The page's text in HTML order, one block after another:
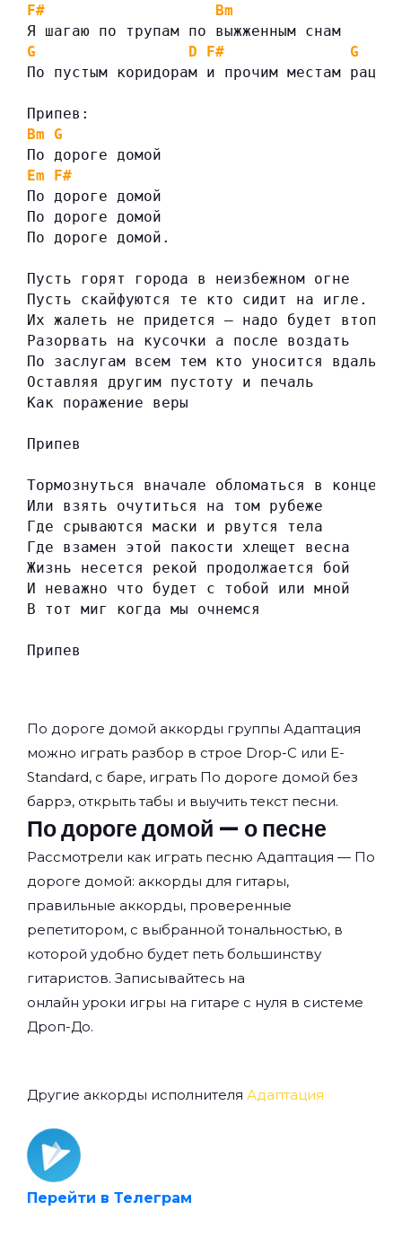
F#
Bm
Я шагаю по трупам по выжженным снам
G
D F# G
По пустым коридорам и прочим местам
Припев:
Bm
G
По дороге домой
Em
F#
По дороге домой
По дороге домой
По дороге домой.
Пусть горят города в неизбежном огне
Пусть скайфуются те кто сидит на игле.
Их жалеть не придется — надо будет
Разорвать на кусочки а после воздать
По заслугам всем тем кто уносится вдаль
Оставляя другим пустоту и печаль
Как поражение веры
Припев
Тормознуться вначале обломаться в конце
Или взять очутиться на том рубеже
Где срываются маски и рвутся тела
Где взамен этой пакости хлещет весна
Жизнь несется рекой продолжается бой
И неважно что будет с тобой или мной
В тот миг когда мы очнемся
Припев
По дороге домой аккорды группы Адаптация
можно играть разбор в строе Drop-C или E-
Standard, с баре, играть По дороге домой без
баррэ, открыть табы и выучить текст песни.
По дороге домой — о песне
Рассмотрели как играть песню Адаптация — По
дороге домой: аккорды для гитары,
правильные аккорды, проверенные
репетитором, с выбранной тональностью, в
которой удобно будет петь большинству
гитаристов. Записывайтесь на
онлайн уроки игры на гитаре с нуля в системе
Дроп-До.
Другие аккорды исполнителя Адаптация
Перейти в Телеграм